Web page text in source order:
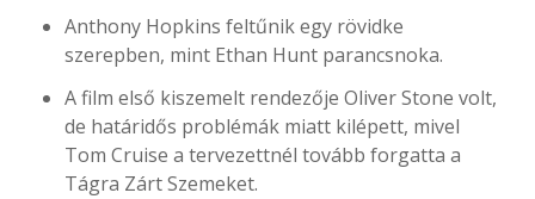
Anthony Hopkins feltűnik egy rövidke
szerepben, mint Ethan Hunt parancsnoka.
A film első kiszemelt rendezője Oliver Stone volt,
de határidős problémák miatt kilépett, mivel
Tom Cruise a tervezettnél tovább forgatta a
Tágra Zárt Szemeket.